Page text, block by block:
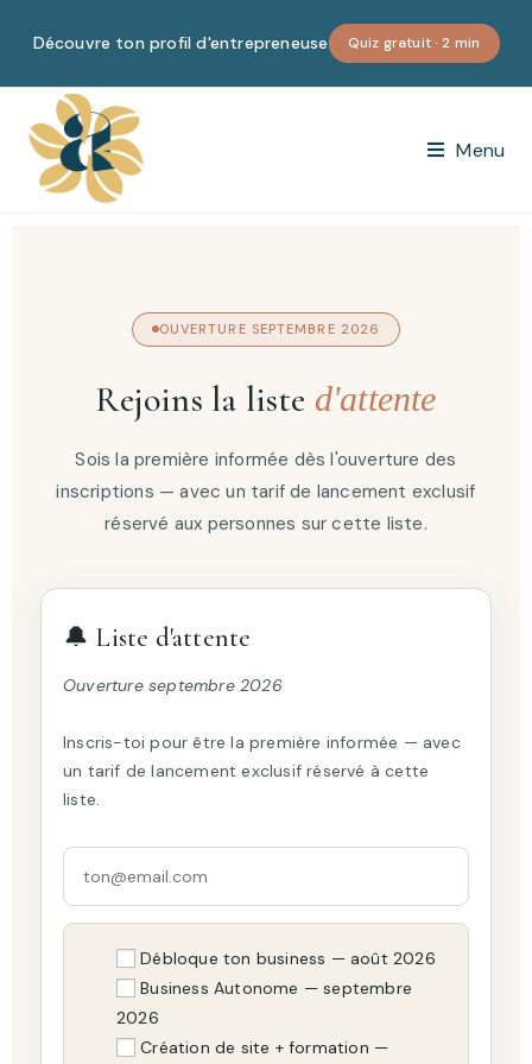
Découvre ton profil d'entrepreneuse Quiz gratuit · 2 min
Menu
OUVERTURE SEPTEMBRE 2026
Rejoins la liste d'attente
Sois la première informée dès l'ouverture des
inscriptions — avec un tarif de lancement exclusif
réservé aux personnes sur cette liste.
🔔 Liste d'attente
Ouverture septembre 2026
Inscris-toi pour être la première informée — avec
un tarif de lancement exclusif réservé à cette
liste.
Débloque ton business — août 2026
Business Autonome — septembre
2026
Création de site + formation —